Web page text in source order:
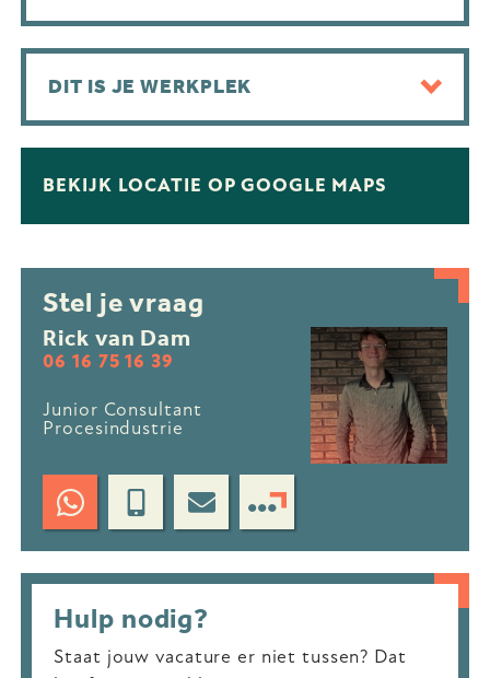
DIT IS JE WERKPLEK
BEKIJK LOCATIE OP GOOGLE MAPS
Stel je vraag
Rick van Dam
06 16 75 16 39
Junior Consultant
Procesindustrie
Hulp nodig?
Staat jouw vacature er niet tussen? Dat